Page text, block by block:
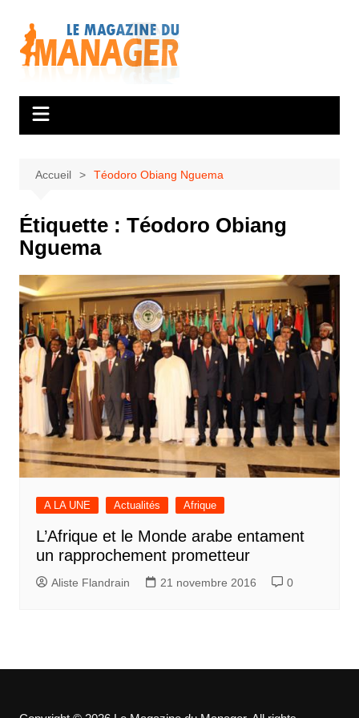
contenu
Accueil Téodoro Obiang Nguema
Étiquette : Téodoro Obiang
Nguema
A LA UNE Actualités Afrique
L’Afrique et le Monde arabe entament
un rapprochement prometteur
Aliste Flandrain 21 novembre 2016 0